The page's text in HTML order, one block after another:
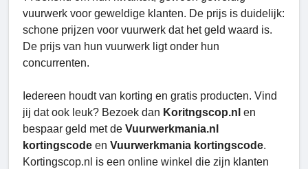
vuurwerk voor geweldige klanten. De prijs is duidelijk:
schone prijzen voor vuurwerk dat het geld waard is.
De prijs van hun vuurwerk ligt onder hun
concurrenten.
Iedereen houdt van korting en gratis producten. Vind
jij dat ook leuk? Bezoek dan Koritngscop.nl en
bespaar geld met de Vuurwerkmania.nl
kortingscode en Vuurwerkmania kortingscode.
Kortingscop.nl is een online winkel die zijn klanten